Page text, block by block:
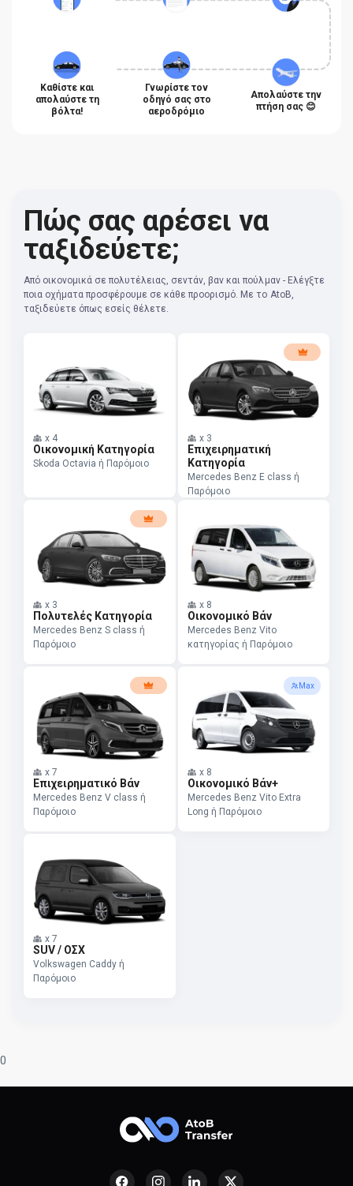
Καθίστε και
απολαύστε τη
βόλτα!
Γνωρίστε τον
οδηγό σας στο
αεροδρόμιο
Απολαύστε την
πτήση σας 😊
Πώς σας αρέσει να
ταξιδεύετε;
Από οικονομικά σε πολυτέλειας, σεντάν, βαν και πούλμαν - Ελέγξτε
ποια οχήματα προσφέρουμε σε κάθε προορισμό. Με το AtoB,
ταξιδεύετε όπως εσείς θέλετε.
x 4
Οικονομική Κατηγορία
Skoda Octavia ή Παρόμοιο
x 3
Επιχειρηματική
Κατηγορία
Mercedes Benz E class ή
Παρόμοιο
x 3
Πολυτελές Κατηγορία
Mercedes Benz S class ή
Παρόμοιο
x 8
Οικονομικό Βάν
Mercedes Benz Vito
κατηγορίας ή Παρόμοιο
x 7
Επιχειρηματικό Βάν
Mercedes Benz V class ή
Παρόμοιο
Max
x 8
Οικονομικό Βάν+
Mercedes Benz Vito Extra
Long ή Παρόμοιο
x 7
SUV / ΟΣΧ
Volkswagen Caddy ή
Παρόμοιο
0